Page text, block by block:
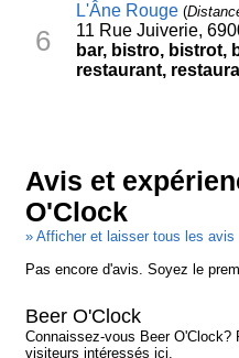
6
L'Âne Rouge(
11 Rue Juiverie,
bar, bistro, bistrot,
restaurant,
Avis et
O'Clock
» Afficher et laisser tous les avis
Pas encore d'avis. Soyez le
Beer O'Clock
Connaissez-vous Beer
visiteurs intéressés ici.